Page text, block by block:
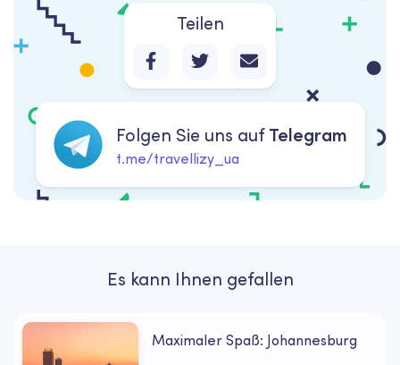
Teilen
Folgen Sie uns aufTelegram
t.me/travellizy_ua
Es kann Ihnen gefallen
Maximaler Spaß: Johannesburg